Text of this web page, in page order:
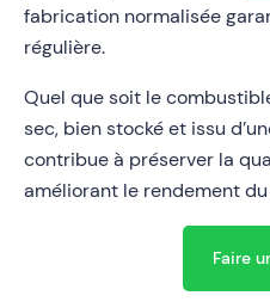
fabrication normalisée
régulière.
Quel que soit le
sec, bien stocké et issu
contribue à préserver la
améliorant le rendement
Faire